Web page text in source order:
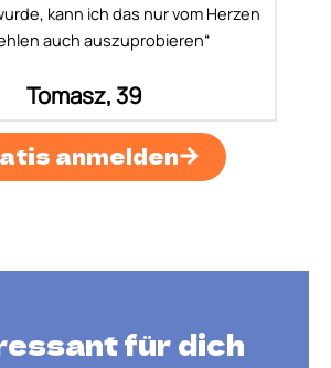
kann ich das nur vom Herzen
auch auszuprobieren“
Tomasz, 39
anmelden
für dich